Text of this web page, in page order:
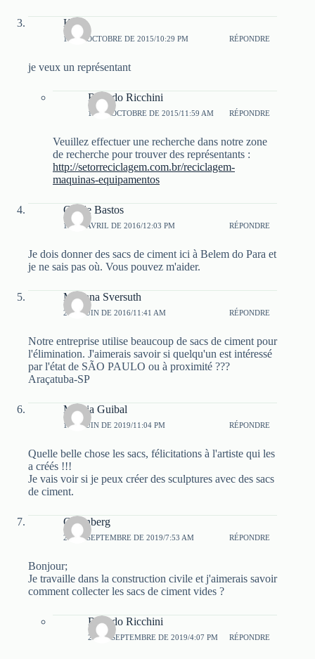
Katie
11 DE OCTOBRE DE 2015/10:29 PM RÉPONDRE
je veux un représentant
Ricardo Ricchini
12 DE OCTOBRE DE 2015/11:59 AM RÉPONDRE
Veuillez effectuer une recherche dans notre zone
de recherche pour trouver des représentants :
http://setorreciclagem.com.br/reciclagem-
maquinas-equipamentos
Gisèle Bastos
15 DE AVRIL DE 2016/12:03 PM RÉPONDRE
Je dois donner des sacs de ciment ici à Belem do Para et
je ne sais pas où. Vous pouvez m'aider.
Mariana Sversuth
2 DE JUIN DE 2016/11:41 AM RÉPONDRE
Notre entreprise utilise beaucoup de sacs de ciment pour
l'élimination. J'aimerais savoir si quelqu'un est intéressé
par l'état de SÃO PAULO ou à proximité ???
Araçatuba-SP
Marcia Guibal
1 DE JUIN DE 2019/11:04 PM RÉPONDRE
Quelle belle chose les sacs, félicitations à l'artiste qui les
a créés !!!
Je vais voir si je peux créer des sculptures avec des sacs
de ciment.
Gutenberg
20 DE SEPTEMBRE DE 2019/7:53 AM RÉPONDRE
Bonjour;
Je travaille dans la construction civile et j'aimerais savoir
comment collecter les sacs de ciment vides ?
Ricardo Ricchini
20 DE SEPTEMBRE DE 2019/4:07 PM RÉPONDRE